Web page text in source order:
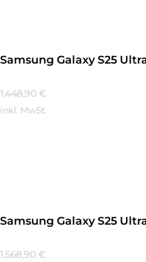
Samsung Galaxy S25
1.448,90 €
inkl. MwSt.
Samsung Galaxy S25
1.568,90 €